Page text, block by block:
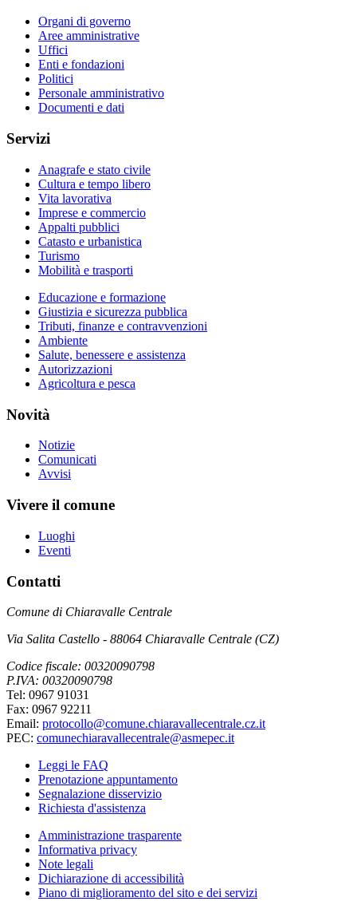
Organi di governo
Aree amministrative
Uffici
Enti e fondazioni
Politici
Personale amministrativo
Documenti e dati
Servizi
Anagrafe e stato civile
Cultura e tempo libero
Vita lavorativa
Imprese e commercio
Appalti pubblici
Catasto e urbanistica
Turismo
Mobilità e trasporti
Educazione e formazione
Giustizia e sicurezza pubblica
Tributi, finanze e contravvenzioni
Ambiente
Salute, benessere e assistenza
Autorizzazioni
Agricoltura e pesca
Novità
Notizie
Comunicati
Avvisi
Vivere il comune
Luoghi
Eventi
Contatti
Comune di Chiaravalle Centrale
Via Salita Castello - 88064 Chiaravalle Centrale (CZ)
Codice fiscale: 00320090798
P.IVA: 00320090798
Tel: 0967 91031
Fax: 0967 92211
Email: protocollo@comune.chiaravallecentrale.cz.it
PEC: comunechiaravallecentrale@asmepec.it
Leggi le FAQ
Prenotazione appuntamento
Segnalazione disservizio
Richiesta d'assistenza
Amministrazione trasparente
Informativa privacy
Note legali
Dichiarazione di accessibilità
Piano di miglioramento del sito e dei servizi